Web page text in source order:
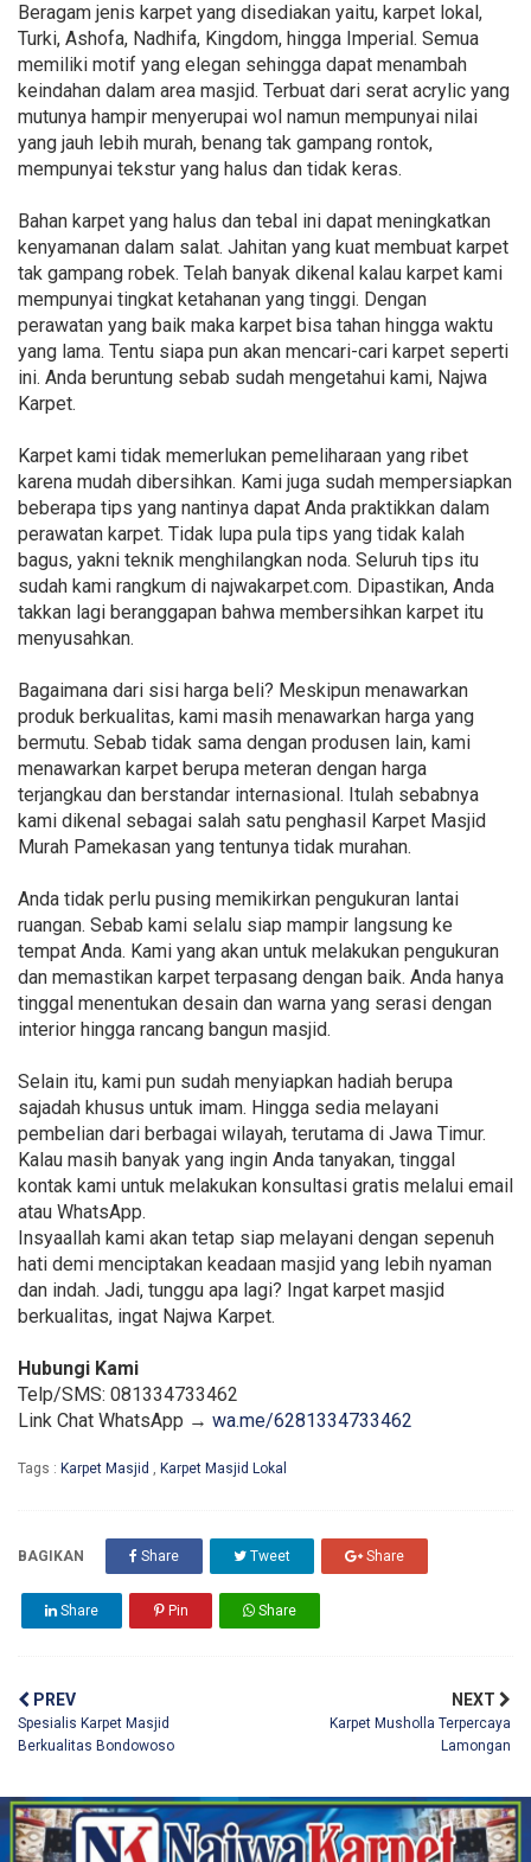
Beragam jenis karpet yang disediakan yaitu, karpet lokal,
Turki, Ashofa, Nadhifa, Kingdom, hingga Imperial. Semua
memiliki motif yang elegan sehingga dapat menambah
keindahan dalam area masjid. Terbuat dari serat acrylic yang
mutunya hampir menyerupai wol namun mempunyai nilai
yang jauh lebih murah, benang tak gampang rontok,
mempunyai tekstur yang halus dan tidak keras.
Bahan karpet yang halus dan tebal ini dapat meningkatkan
kenyamanan dalam salat. Jahitan yang kuat membuat karpet
tak gampang robek. Telah banyak dikenal kalau karpet kami
mempunyai tingkat ketahanan yang tinggi. Dengan
perawatan yang baik maka karpet bisa tahan hingga waktu
yang lama. Tentu siapa pun akan mencari-cari karpet seperti
ini. Anda beruntung sebab sudah mengetahui kami, Najwa
Karpet.
Karpet kami tidak memerlukan pemeliharaan yang ribet
karena mudah dibersihkan. Kami juga sudah mempersiapkan
beberapa tips yang nantinya dapat Anda praktikkan dalam
perawatan karpet. Tidak lupa pula tips yang tidak kalah
bagus, yakni teknik menghilangkan noda. Seluruh tips itu
sudah kami rangkum di najwakarpet.com. Dipastikan, Anda
takkan lagi beranggapan bahwa membersihkan karpet itu
menyusahkan.
Bagaimana dari sisi harga beli? Meskipun menawarkan
produk berkualitas, kami masih menawarkan harga yang
bermutu. Sebab tidak sama dengan produsen lain, kami
menawarkan karpet berupa meteran dengan harga
terjangkau dan berstandar internasional. Itulah sebabnya
kami dikenal sebagai salah satu penghasil Karpet Masjid
Murah Pamekasan yang tentunya tidak murahan.
Anda tidak perlu pusing memikirkan pengukuran lantai
ruangan. Sebab kami selalu siap mampir langsung ke
tempat Anda. Kami yang akan untuk melakukan pengukuran
dan memastikan karpet terpasang dengan baik. Anda hanya
tinggal menentukan desain dan warna yang serasi dengan
interior hingga rancang bangun masjid.
Selain itu, kami pun sudah menyiapkan hadiah berupa
sajadah khusus untuk imam. Hingga sedia melayani
pembelian dari berbagai wilayah, terutama di Jawa Timur.
Kalau masih banyak yang ingin Anda tanyakan, tinggal
kontak kami untuk melakukan konsultasi gratis melalui email
atau WhatsApp.
Insyaallah kami akan tetap siap melayani dengan sepenuh
hati demi menciptakan keadaan masjid yang lebih nyaman
dan indah. Jadi, tunggu apa lagi? Ingat karpet masjid
berkualitas, ingat Najwa Karpet.
Hubungi Kami
Telp/SMS: 081334733462
Link Chat WhatsApp → wa.me/6281334733462
Tags : Karpet Masjid , Karpet Masjid Lokal
BAGIKAN Share Tweet Share
Share Pin Share
PREV
Spesialis Karpet Masjid
Berkualitas Bondowoso
NEXT
Karpet Musholla Terpercaya
Lamongan